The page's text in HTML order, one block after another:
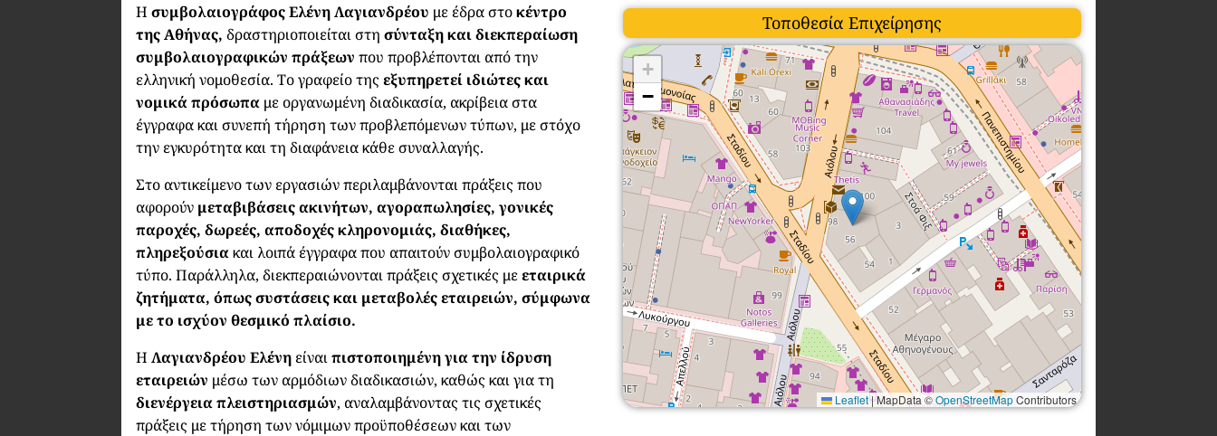
Ησυμβολαιογράφος Ελένη Λαγιανδρέου με έδρα στοκέντρο
της Αθήνας,δραστηριοποιείται στησύνταξη και διεκπεραίωση
συμβολαιογραφικών πράξεων που προβλέπονται από την
ελληνική νομοθεσία. Το γραφείο τηςεξυπηρετεί ιδιώτες και
νομικά πρόσωπα με οργανωμένη διαδικασία, ακρίβεια στα
έγγραφα και συνεπή τήρηση των προβλεπόμενων τύπων, με στόχο
την εγκυρότητα και τη διαφάνεια κάθε συναλλαγής.
Στο αντικείμενο των εργασιών περιλαμβάνονται πράξεις που
αφορούν μεταβιβάσεις ακινήτων, αγοραπωλησίες, γονικές
παροχές, δωρεές, αποδοχές κληρονομιάς, διαθήκες,
πληρεξούσιακαι λοιπά έγγραφα που απαιτούν συμβολαιογραφικό
τύπο. Παράλληλα, διεκπεραιώνονται πράξεις σχετικές μεεταιρικά
ζητήματα, όπως συστάσεις και μεταβολές εταιρειών, σύμφωνα
με το ισχύον θεσμικό πλαίσιο.
ΗΛαγιανδρέου Ελένη είναιπιστοποιημένη για την ίδρυση
εταιρειών μέσω των αρμόδιων διαδικασιών, καθώς και για τη
διενέργεια πλειστηριασμών, αναλαμβάνοντας τις σχετικές
πράξεις με τήρηση των νόμιμων προϋποθέσεων και των
Τοποθεσία Επιχείρησης
+
−
Leaflet|MapData ©OpenStreetMapContributors